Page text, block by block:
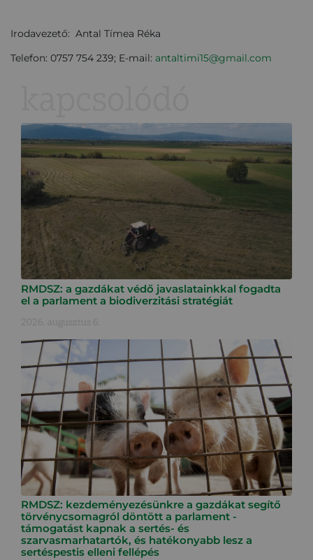
Irodavezető: Antal Tímea Réka
Telefon: 0757 754 239; E-mail: antaltimi15@gmail.com
RMDSZ: a gazdákat védő javaslatainkkal fogadta
el a parlament a biodiverzitási stratégiát
2026. augusztus 6.
RMDSZ: kezdeményezésünkre a gazdákat segítő
törvénycsomagról döntött a parlament -
támogatást kapnak a sertés- és
szarvasmarhatartók, és hatékonyabb lesz a
sertéspestis elleni fellépés